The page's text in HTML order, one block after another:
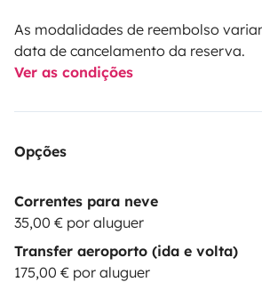
As modalidades de reembolso
data de cancelamento da reserva.
Ver as condições
Opções
Correntes para neve
35,00 € por aluguer
Transfer aeroporto (ida e volta)
175,00 € por aluguer